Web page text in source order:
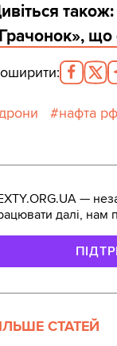
також:
що
:
нафта рф
—
далі, нам
СТАТЕЙ